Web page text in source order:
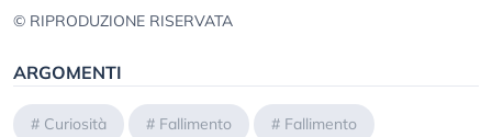
© RIPRODUZIONE RISERVATA
ARGOMENTI
# Curiosità # Fallimento # Fallimento